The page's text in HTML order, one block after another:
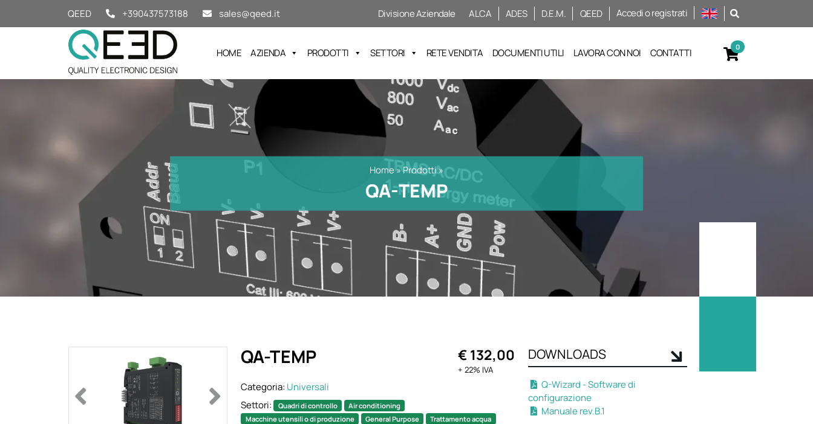
QEED +390437573188 sales@qeed.it Divisione Aziendale ALCA ADES D.E.M. QEED Accedi o registrati
HOME AZIENDA PRODOTTI SETTORI RETE VENDITA DOCUMENTI UTILI LAVORA CON NOI CONTATTI
Home»Prodotti»
QA-TEMP
Previous Next
€ 132,00
+ 22% IVA
QA-TEMP
Categoria: Universali
Settori: Quadri di controllo
Air conditioning
Macchine utensili o di produzione
General Purpose Trattamento acqua
DOWNLOADS
Q-Wizard - Software di
configurazione
Manuale rev.B.1